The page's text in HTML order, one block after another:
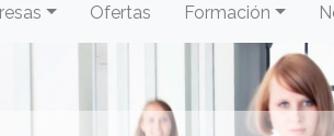
Ofertas Formación